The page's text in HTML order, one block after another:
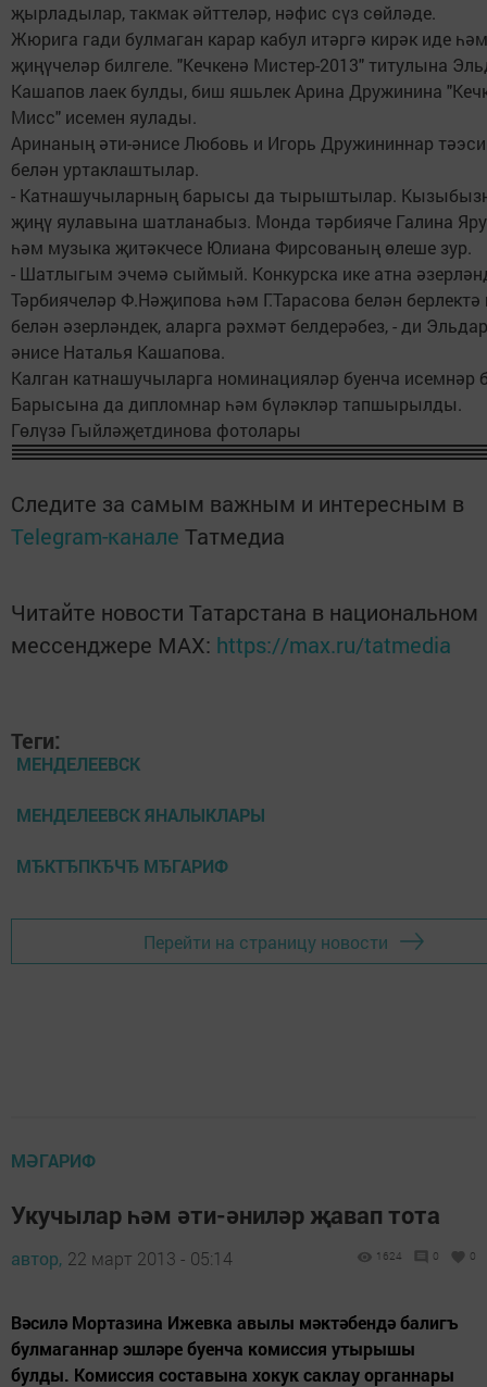
җырладылар, такмак әйттеләр, нәфис сүз сөйләде.
Жюрига гади булмаган карар кабул итәргә кирәк иде
җиңүчеләр билгеле. "Кечкенә Мистер-2013" титулына
Кашапов лаек булды, биш яшьлек Арина Дружинина
Мисс" исемен яулады.
Аринаның әти-әнисе Любовь и Игорь Дружининнар
белән уртаклаштылар.
- Катнашучыларның барысы да тырыштылар.
җиңү яулавына шатланабыз. Монда тәрбияче Галина
һәм музыка җитәкчесе Юлиана Фирсованың өлеше зур.
- Шатлыгым эчемә сыймый. Конкурска ике атна
Тәрбиячеләр Ф.Нәҗипова һәм Г.Тарасова белән берлектә
белән әзерләндек, аларга рәхмәт белдерәбез, - ди
әнисе Наталья Кашапова.
Калган катнашучыларга номинацияләр буенча исемнәр
Барысына да дипломнар һәм бүләкләр тапшырылды.
Гөлүзә Гыйләҗетдинова фотолары
Следите за самым важным и интересным в
Telegram-канале Татмедиа
Читайте новости Татарстана в национальном
мессенджере MАХ: https://max.ru/tatmedia
Теги:
МЕНДЕЛЕЕВСК
МЕНДЕЛЕЕВСК ЯНАЛЫКЛАРЫ
МЂКТЂПКЂЧЂ МЂГАРИФ
Перейти на страницу новости
МӘГАРИФ
Укучылар һәм әти-әниләр җавап тота
автор, 22 март 2013 - 05:14 1624 0 0
Вәсилә Мортазина Ижевка авылы мәктәбендә балигъ
булмаганнар эшләре буенча комиссия утырышы
булды. Комиссия составына хокук саклау органнары